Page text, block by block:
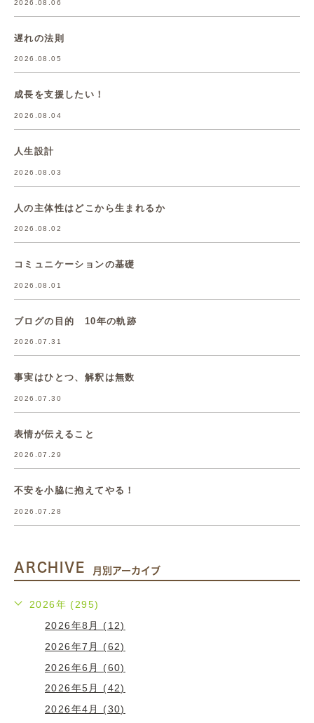
2026.08.06
遅れの法則
2026.08.05
成長を支援したい！
2026.08.04
人生設計
2026.08.03
人の主体性はどこから生まれるか
2026.08.02
コミュニケーションの基礎
2026.08.01
ブログの目的 10年の軌跡
2026.07.31
事実はひとつ、解釈は無数
2026.07.30
表情が伝えること
2026.07.29
不安を小脇に抱えてやる！
2026.07.28
ARCHIVE 月別アーカイブ
2026年 (295)
2026年8月 (12)
2026年7月 (62)
2026年6月 (60)
2026年5月 (42)
2026年4月 (30)